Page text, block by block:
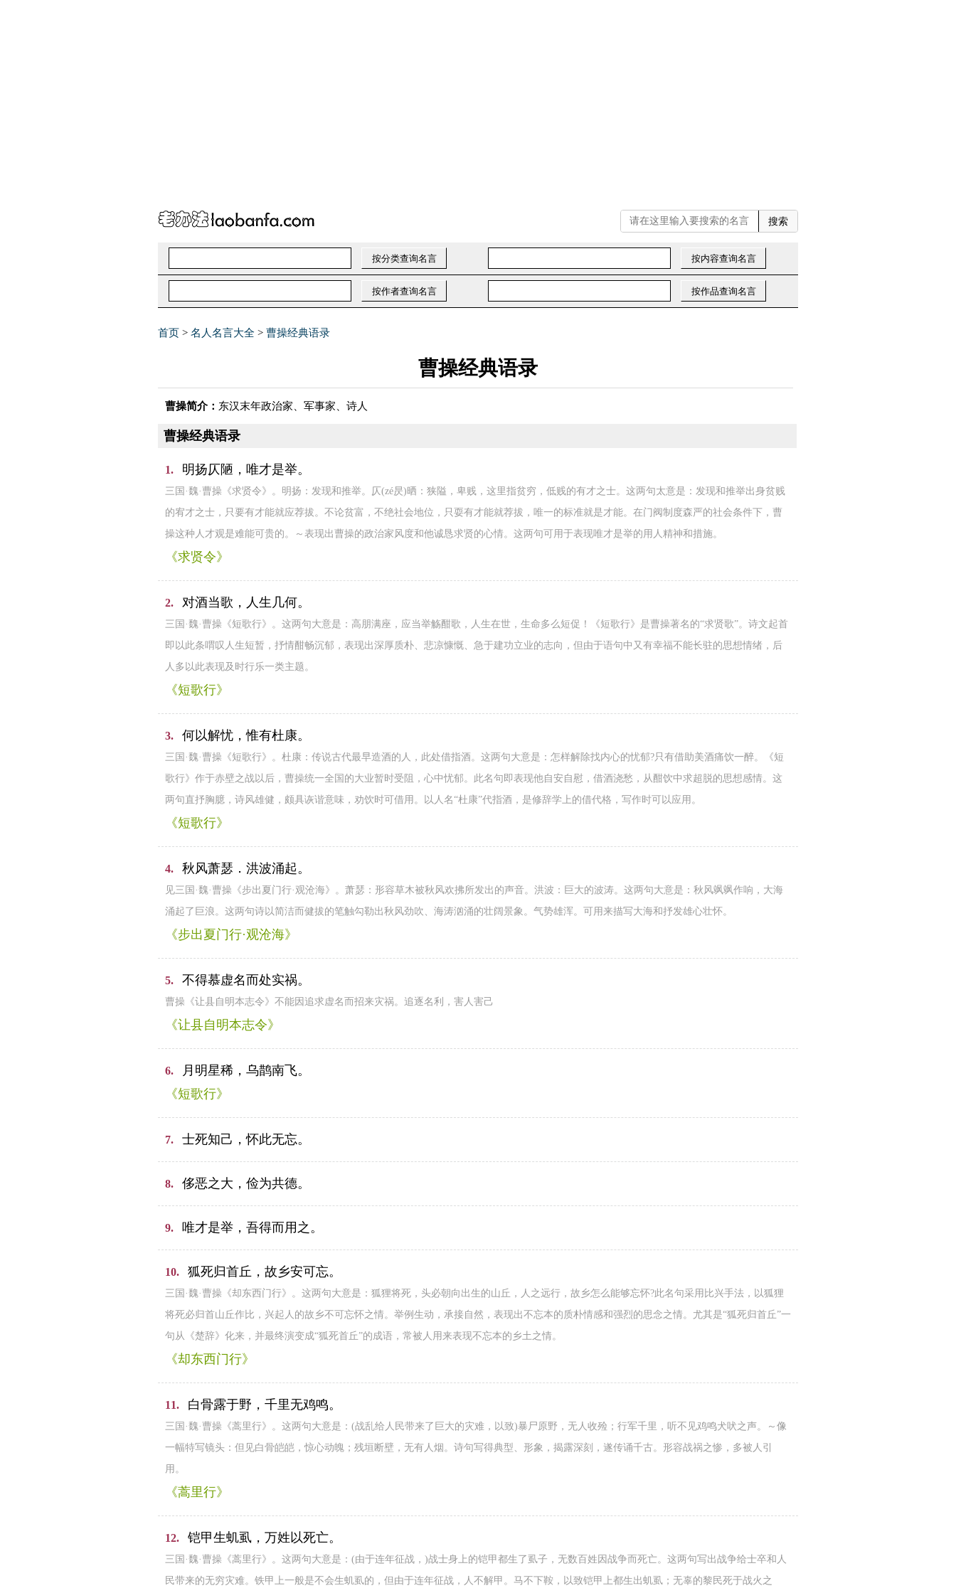
首页 > 名人名言大全 > 曹操经典语录
曹操经典语录
曹操简介： 东汉末年政治家、军事家、诗人
曹操经典语录
1. 明扬仄陋，唯才是举。
三国·魏·曹操《求贤令》。明扬：发现和推举。仄(zé昃)晒：狭隘，卑贱，这里指贫穷，低贱的有才之士。这两句太意是：发现和推举出身贫贱
的宥才之士，只要有才能就应荐拔。不论贫富，不绝社会地位，只耍有才能就荐拔，唯一的标准就是才能。在门阀制度森严的社会条件下，曹
操这种人才观是难能可贵的。～表现出曹操的政治家风度和他诚恳求贤的心情。这两句可用于表现唯才是举的用人精神和措施。
《求贤令》
2. 对酒当歌，人生几何。
三国·魏·曹操《短歌行》。这两句大意是：高朋满座，应当举觞酣歌，人生在世，生命多么短促！《短歌行》是曹操著名的“求贤歌”。诗文起首
即以此条喟叹人生短暂，抒情酣畅沉郁，表现出深厚质朴、悲凉慷慨、急于建功立业的志向，但由于语句中又有幸福不能长驻的思想情绪，后
人多以此表现及时行乐一类主题。
《短歌行》
3. 何以解忧，惟有杜康。
三国·魏·曹操《短歌行》。杜康：传说古代最早造酒的人，此处借指酒。这两句大意是：怎样解除找内心的忧郁?只有借助美酒痛饮一醉。《短
歌行》作于赤壁之战以后，曹操统一全国的大业暂时受阻，心中忧郁。此名句即表现他自安自慰，借酒浇愁，从酣饮中求超脱的思想感情。这
两句直抒胸臆，诗风雄健，颇具诙谐意味，劝饮时可借用。以人名“杜康”代指酒，是修辞学上的借代格，写作时可以应用。
《短歌行》
4. 秋风萧瑟．洪波涌起。
见三国·魏·曹操《步出夏门行·观沧海》。萧瑟：形容草木被秋风欢拂所发出的声音。洪波：巨大的波涛。这两句大意是：秋风飒飒作响，大海
涌起了巨浪。这两句诗以简洁而健拔的笔触勾勒出秋风劲吹、海涛汹涌的壮阔景象。气势雄浑。可用来描写大海和抒发雄心壮怀。
《步出夏门行·观沧海》
5. 不得慕虚名而处实祸。
曹操《让县自明本志令》不能因追求虚名而招来灾祸。追逐名利，害人害己
《让县自明本志令》
6.
月明星稀，乌鹊南飞。
《短歌行》
7. 士死知己，怀此无忘。
8. 侈恶之大，俭为共德。
9. 唯才是举，吾得而用之。
10. 狐死归首丘，故乡安可忘。
三国·魏·曹操《却东西门行》。这两句大意是：狐狸将死，头必朝向出生的山丘，人之远行，故乡怎么能够忘怀?此名句采用比兴手法，以狐狸
将死必归首山丘作比，兴起人的故乡不可忘怀之情。举例生动，承接自然，表现出不忘本的质朴情感和强烈的思念之情。尤其是“狐死归首丘”一
句从《楚辞》化来，并最终演变成“狐死首丘”的成语，常被人用来表现不忘本的乡土之情。
《却东西门行》
11. 白骨露于野，千里无鸡鸣。
三国·魏·曹操《蒿里行》。这两句大意是：(战乱给人民带来了巨大的灾难，以致)暴尸原野，无人收殓；行军千里，听不见鸡鸣犬吠之声。～像
一幅特写镜头：但见白骨皑皑，惊心动魄；残垣断壁，无有人烟。诗句写得典型、形象，揭露深刻，遂传诵千古。形容战祸之惨，多被人引
用。
《蒿里行》
12. 铠甲生虮虱，万姓以死亡。
三国·魏·曹操《蒿里行》。这两句大意是：(由于连年征战，)战士身上的铠甲都生了虱子，无数百姓因战争而死亡。这两句写出战争给士卒和人
民带来的无穷灾难。铁甲上一般是不会生虮虱的，但由于连年征战，人不解甲。马不下鞍，以致铠甲上都生出虮虱；无辜的黎民死于战火之